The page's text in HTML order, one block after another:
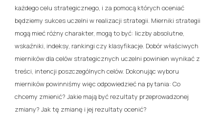
każdego celu strategicznego, i za pomocą których oceniać
będziemy sukces uczelni w realizacji strategii. Mierniki strategii
mogą mieć różny charakter, mogą to być: liczby absolutne,
wskaźniki, indeksy, rankingi czy klasyfikacje. Dobór właściwych
mierników dla celów strategicznych uczelni powinien wynikać z
treści, intencji poszczególnych celów. Dokonując wyboru
mierników powinniśmy więc odpowiedzieć na pytania: Co
chcemy zmienić? Jakie mają być rezultaty przeprowadzonej
zmiany? Jak tę zmianę i jej rezultaty ocenić?